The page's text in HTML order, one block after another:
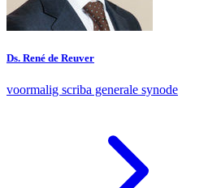
Ds. René de Reuver
voormalig scriba generale synode